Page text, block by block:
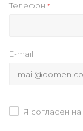
Телефон *
E-mail
Я согласен на